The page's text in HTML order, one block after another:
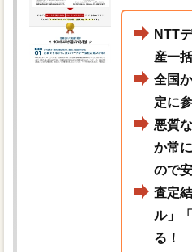
NTT
産一
全国
定に
悪質
か常
ので
査定
ル」
る！